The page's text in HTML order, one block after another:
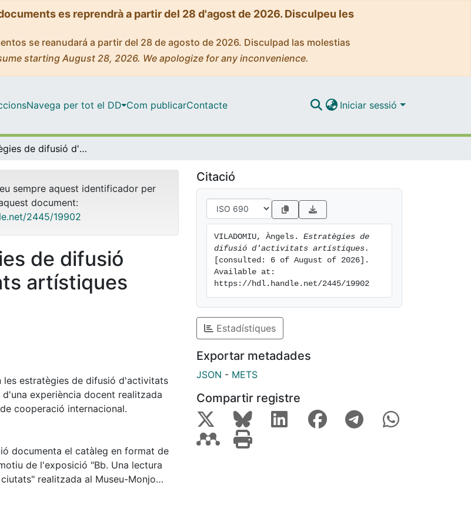
es reprendrà a partir del 28 d'agost de 2026. Disculpeu les
se reanudará a partir del 28 de agosto de 2026. Disculpad las molestias
starting August 28, 2026. We apologize for any inconvenience.
Navega per tot el DD Com publicarContacte Iniciar sessió
Estratègies de difusió d'activitats artístiques
sempre aquest identificador per
document:
2445/19902
de difusió
artístiques
les estratègies de difusió d'activitats
experiència docent realitzada
cooperació internacional.
documenta el catàleg en format de
de l'exposició "Bb. Una lectura
Museu-Monjo
Mar del 13 de desembre al 14 de
Citació
VILADOMIU, Àngels. Estratègies de
difusió d'activitats artístiques.
[consulted: 6 of August of 2026].
Available at:
https://hdl.handle.net/2445/19902
Estadístiques
Exportar metadades
JSON - METS
Compartir registre